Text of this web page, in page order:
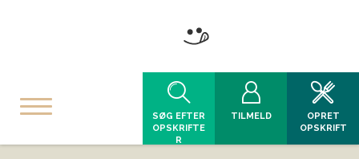
SØG EFTER
OPSKRIFTE
R
TILMELD
OPRET
OPSKRIFT